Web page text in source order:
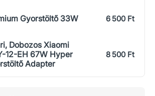
Gyorstöltő 33W 6 500 Ft
Dobozos Xiaomi
12-EH 67W Hyper
Adapter
8 500 Ft